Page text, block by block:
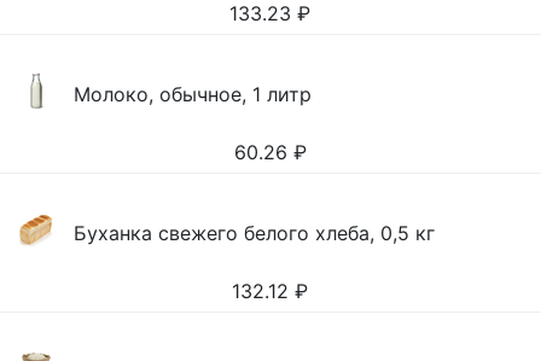
133.23 ₽
Молоко, обычное, 1 литр
60.26 ₽
Буханка свежего белого хлеба, 0,5 кг
132.12 ₽